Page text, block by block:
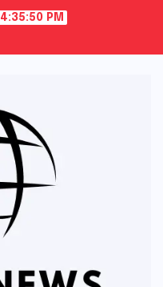
4:35:52 PM